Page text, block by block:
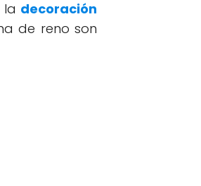
la decoración
de reno son